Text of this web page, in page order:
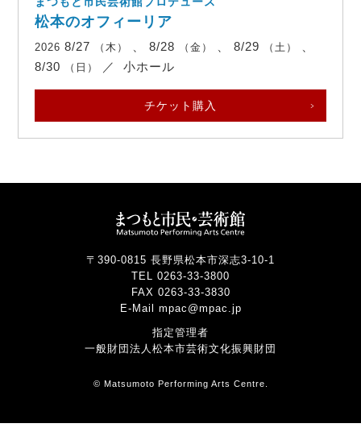
松本のオフィーリア
2026 8/27 （木） 、 8/28 （金） 、 8/29 （土）
8/30
（日） ／ 小ホール
チケット購入
〒390-0815 長野県松本市深志3-10-1
TEL 0263-33-3800
FAX 0263-33-3830
E-Mail mpac@mpac.jp
指定管理者
一般財団法人松本市芸術文化振興財団
© Matsumoto Performing Arts Centre.